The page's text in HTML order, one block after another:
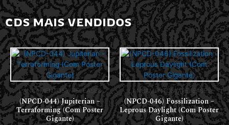
CDS MAIS VENDIDOS
LANÇAMENTOS // RELEASES
(NPCD-044) Jupiterian –
Terraforming (Com Poster
Gigante)
LANÇAMENTOS // RELEASES
(NPCD-046) Fossilization –
Leprous Daylight (Com Poster
Gigante)